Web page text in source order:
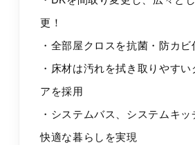
更！
・全部屋クロスを抗菌・防カビ
・床材は汚れを拭き取りやす
アを採用
・システムバス、システムキッ
快適な暮らしを実現